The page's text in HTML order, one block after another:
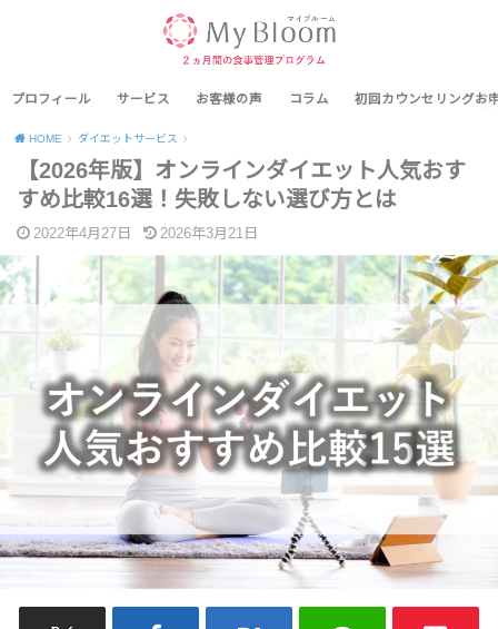
プロフィール サービス お客様の声 コラム 初回カウンセリングお
HOME ダイエットサービス
【2026年版】オンラインダイエット人気おす
すめ比較16選！失敗しない選び方とは
2022年4月27日 2026年3月21日